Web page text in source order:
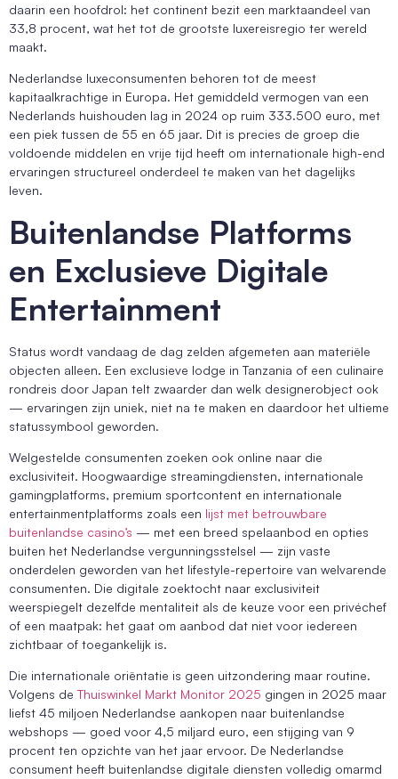
daarin een hoofdrol: het continent bezit een marktaandeel van
33,8 procent, wat het tot de grootste luxereisregio ter wereld
maakt.
Nederlandse luxeconsumenten behoren tot de meest
kapitaalkrachtige in Europa. Het gemiddeld vermogen van een
Nederlands huishouden lag in 2024 op ruim 333.500 euro, met
een piek tussen de 55 en 65 jaar. Dit is precies de groep die
voldoende middelen en vrije tijd heeft om internationale high-end
ervaringen structureel onderdeel te maken van het dagelijks
leven.
Buitenlandse Platforms
en Exclusieve Digitale
Entertainment
Status wordt vandaag de dag zelden afgemeten aan materiële
objecten alleen. Een exclusieve lodge in Tanzania of een culinaire
rondreis door Japan telt zwaarder dan welk designerobject ook
— ervaringen zijn uniek, niet na te maken en daardoor het ultieme
statussymbool geworden.
Welgestelde consumenten zoeken ook online naar die
exclusiviteit. Hoogwaardige streamingdiensten, internationale
gamingplatforms, premium sportcontent en internationale
entertainmentplatforms zoals een lijst met betrouwbare
buitenlandse casino’s — met een breed spelaanbod en opties
buiten het Nederlandse vergunningsstelsel — zijn vaste
onderdelen geworden van het lifestyle-repertoire van welvarende
consumenten. Die digitale zoektocht naar exclusiviteit
weerspiegelt dezelfde mentaliteit als de keuze voor een privéchef
of een maatpak: het gaat om aanbod dat niet voor iedereen
zichtbaar of toegankelijk is.
Die internationale oriëntatie is geen uitzondering maar routine.
Volgens de Thuiswinkel Markt Monitor 2025 gingen in 2025 maar
liefst 45 miljoen Nederlandse aankopen naar buitenlandse
webshops — goed voor 4,5 miljard euro, een stijging van 9
procent ten opzichte van het jaar ervoor. De Nederlandse
consument heeft buitenlandse digitale diensten volledig omarmd